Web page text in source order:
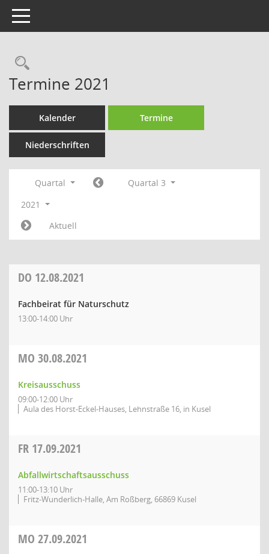
Toggle navigation
Rechercheauswahl
Termine 2021
Kalender Termine
Niederschriften
Quartal
Quartal 3
2021
Aktuell
DO 12.08.2021
Fachbeirat für Naturschutz
13:00-14:00 Uhr
MO 30.08.2021
Kreisausschuss
09:00-12:00 Uhr
Aula des Horst-Eckel-Hauses, Lehnstraße 16, in Kusel
FR 17.09.2021
Abfallwirtschaftsausschuss
11:00-13:10 Uhr
Fritz-Wunderlich-Halle, Am Roßberg, 66869 Kusel
MO 27.09.2021